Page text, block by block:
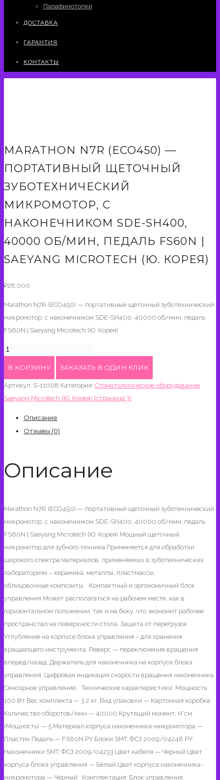
Парафинотопки
ДОСТАВКА
ГАРАНТИЯ
КОНТАКТЫ
MARATHON N7R (ECO450) —
ПОРТАТИВНЫЙ ЩЕТОЧНЫЙ
ЗУБОТЕХНИЧЕСКИЙ
МИКРОМОТОР, С
НАКОНЕЧНИКОМ SDE-SH400,
40000 ОБ/МИН, ПЕДАЛЬ FS60N |
SAEYANG MICROTECH (Ю. КОРЕЯ)
₽28,000
Marathon N7R (ECO450) — портативный щеточный зуботехнический
микромотор, с наконечником SDE-SH400, 40000 об/мин, педаль
FS60N | Saeyang Microtech (Ю. Корея)
Количество
N7R
(ECO450)
микромотор,
с
40000
мин,
педаль
FS60N
Saeyang
Microtech
(Ю.
Корея)
В КОРЗИНУ ЗАКАЗАТЬ В ОДИН КЛИК
Артикул: S-11008 Категория: Стоматологическое оборудование
Saeyang Microtech (Ю. Корея) (страница 3)
Описание
Отзывы (0)
Описание
Marathon N7R (ECO450) — портативный щеточный зуботехнический
микромотор, с наконечником SDE-SH400, 40000 об/мин, педаль
FS60N | Saeyang Microtech (Ю. Корея) Мощный щеточный
микромотор для зубного техника Применяется для обработки
широкого спектра материалов, применяемых в зуботехнических
лабораториях – керамика, металлы, пластмассы,
облицовочные композиты. Компактный и эргономичный блок
управления Может располагаться на рабочем месте, как в
горизонтальном положении, так и на боку, что экономит рабочее
пространство на поверхности стола. Защита от перегрузок.
Углубление на корпусе блока управления – для хранения
вращающего инструмента. Реверс — переключение вращения
вперед/назад. Держатель для наконечника на корпусе блока
управления. Цифровая индикация скорости вращения наконечника.
Сенсорное управление. Технические характеристики: Мощность:
100 Вт Вес комплекта — 3.2 кг. Вид упаковки — Картонная коробка
Количество оборотов/мин — 40000 Крутящий момент, Н*см
(Мощность) — 5 Материал корпуса наконечника-микромотора —
Пластик Педаль — FS60N РУ Блоки SMT: ФСЗ 2009/04248 РУ
Наконечники SMT: ФСЗ 2009/04233 Цвет кабеля — Черный Цвет
корпуса блока управления — Белый Цвет корпуса наконечника-
микромотора — Черный Комплектация: Блок управления.